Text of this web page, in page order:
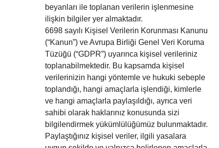
beyanları ile toplanan verilerin işlenmesine
ilişkin bilgiler yer almaktadır.
6698 sayılı Kişisel Verilerin Korunması Kanunu
(“Kanun”) ve Avrupa Birliği Genel Veri Koruma
Tüzüğü (“GDPR”) uyarınca kişisel verileriniz
toplanabilmektedir. Bu kapsamda kişisel
verilerinizin hangi yöntemle ve hukuki sebeple
toplandığı, hangi amaçlarla işlendiği, kimlerle
ve hangi amaçlarla paylaşıldığı, ayrıca veri
sahibi olarak haklarınız konusunda sizi
bilgilendirmek yükümlülüğümüz bulunmaktadır.
Paylaştığınız kişisel veriler, ilgili yasalara